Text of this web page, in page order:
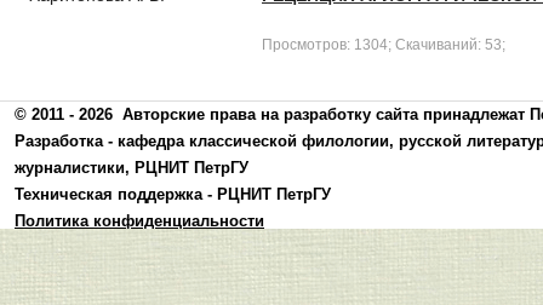
Просмотров: 1304; Скачиваний: 53;
© 2011 - 2026 Авторские права на разработку сайта принадлежат
Разработка - кафедра классической филологии, русской
журналистики, РЦНИТ ПетрГУ
Техническая поддержка - РЦНИТ ПетрГУ
Политика конфиденциальности